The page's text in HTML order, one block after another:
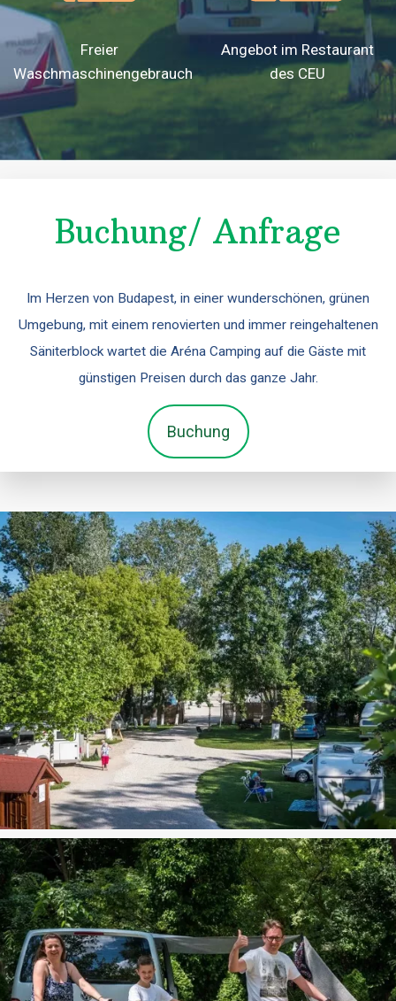
Freier
Waschmaschinengebrauch
Angebot im Restaurant
des CEU
Buchung/ Anfrage
Im Herzen von Budapest, in einer wunderschönen, grünen
Umgebung, mit einem renovierten und immer reingehaltenen
Säniterblock wartet die Aréna Camping auf die Gäste mit
günstigen Preisen durch das ganze Jahr.
Buchung